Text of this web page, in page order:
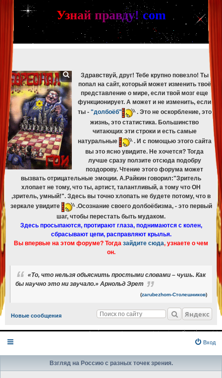
[phpBB Debug] PHP Warning : in file [ROOT]/phpbb/db/driver/mysqli.php
mysqli_fetch_assoc(): Couldn't fetch mysqli_result
[phpBB Debug] PHP Warning: in file[ROOT]/phpbb/db/driver/mysqli.php 329
mysqli_free_result(): Couldn't fetch mysqli_result
[phpBB Debug] PHP Warning
[ROOT]/phpbb/db/driver/mysqli.php on line 265
mysqli_fetch_assoc(): Couldn't fetch mysqli_result
[phpBB Debug] PHP Warning
: in file [ROOT]/phpbb/db/driver/mysqli.php on line329
mysqli_free_result(): Couldn't fetch mysqli_result
Узнай правду! com
Здравствуй, друг! Тебе крупно повезло! Ты
попал на сайт, который может изменить твоё
представление о мире, если твой мозг еще
функционирует. А может и не изменить, если
ты - "долбоёб"
. Это не оскорбление, это
жизнь, это статистика. Большинство
читающих эти строки и есть самые
натуральные
. И с помощью этого сайта
вы это ясно увидите. Не хочется? Тогда
лучше сразу ползите отсюда подобру
поздорову. Чтение этого форума может
вызвать отрицательные эмоции. А.Райкин говорил:"Зритель
хлопает не тому, что ты, артист, талантливый, а тому что ОН
,зритель, умный!". Здесь вы точно хлопать не будете потому, что в
зеркале увидите
.Осознание своего долбоёбизма, - это первый
шаг, чтобы перестать быть мудаком.
Здесь просыпаются, протирают глаза, поднимаются с колен,
сбрасывают цепи, расправляют крылья.
Вы впервые на этом форуме? Тогда зайдите сюда, узнаете о чем
он.
«То, что нельзя объяснить простыми словами – чушь. Как
бы научно это ни звучало.» Арнольд Эрет
(zarubezhom-Столешников)
Новые сообщения Яндекс
Вход
Взгляд на Россию с разных точек зрения.